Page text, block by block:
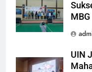
MBG
UIN